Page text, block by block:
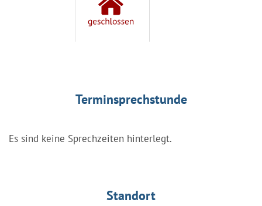
Terminsprechstunde
Es sind keine Sprechzeiten hinterlegt.
Standort